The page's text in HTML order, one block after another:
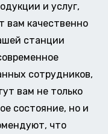
и услуг,
вам качественно
станции
сотрудников,
вам не только
состояние, но и
что